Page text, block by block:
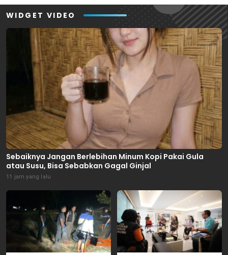
WIDGET VIDEO
Sebaiknya Jangan Berlebihan Minum Kopi Pakai Gula
atau Susu, Bisa Sebabkan Gagal Ginjal
11 jam yang lalu